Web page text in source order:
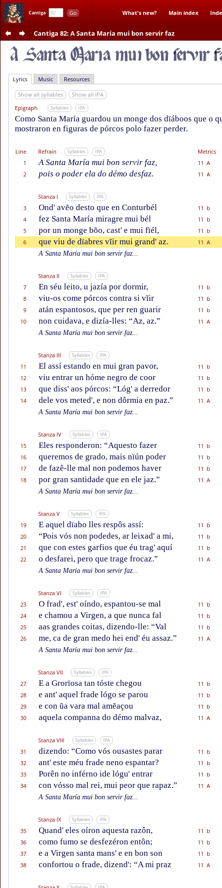
Cantiga Go What's new? Main index
Cantiga 82: A Santa María mui bon servir faz
Lyrics Music Resources
Show all syllables
Show all IPA
Epigraph
Syllables IPA
Como Santa María guardou un monge dos dïáboos que o
mostraron en figuras de pórcos polo fazer perder.
Line Refrain Syllables IPA
Metrics
1
A Santa María mui bon servir faz,
11 A
2
pois o poder ela do démo desfaz. 11 A
Stanza I Syllables IPA
3 Ond' avẽo desto que en Conturbél
11 b
4
fez Santa María miragre mui bél
11 b
5
por un monge bõo, cast' e mui fïél,
11 b
6
que viu de dïabres vĩir mui grand' az.
11 A
A Santa María mui bon servir faz...
Stanza II Syllables IPA
7 En séu leito, u jazía por dormir,
11 b
8
viu-os come pórcos contra si vĩir
11 b
9
atán espantosos, que per ren guarir
11 b
10
non cuidava, e dizía-lles: “Az, az.”
11 A
A Santa María mui bon servir faz...
Stanza III Syllables IPA
11 El assí estando en mui gran pavor,
11 b
12
viu entrar un hóme negro de coor
11 b
13
que diss' aos pórcos: “Lóg' a derredor
11 b
14
dele vos meted', e non dôrmia en paz.”
11 A
A Santa María mui bon servir faz...
Stanza IV Syllables IPA
15 Eles responderon: “Aquesto fazer
11 b
16
queremos de grado, mais nïún poder
11 b
17
de fazê-lle mal non podemos haver
11 b
18
por gran santidade que en ele jaz.”
11 A
A Santa María mui bon servir faz...
Stanza V Syllables IPA
19 E aquel dïabo lles respôs assí:
11 b
20
“Pois vós non podedes, ar leixad' a mi,
11 b
21
que con estes garfios que éu trag' aquí
11 b
22
o desfarei, pero que trage frocaz.”
11 A
A Santa María mui bon servir faz...
Stanza VI Syllables IPA
23 O frad', est' oíndo, espantou-se mal
11 b
24
e chamou a Virgen, a que nunca fal
11 b
25
aas grandes coitas, dizendo-lle: “Val
11 b
26
me, ca de gran medo hei end' éu assaz.”
11 A
A Santa María mui bon servir faz...
Stanza VII Syllables IPA
27 E a Grorïosa tan tóste chegou
11 b
28
e ant' aquel frade lógo se parou
11 b
29
e con ũa vara mal amẽaçou
11 b
30
aquela companna do démo malvaz, 11 A
Stanza VIII Syllables IPA
31 dizendo: “Como vós ousastes parar
11 b
32
ant' este méu frade neno espantar?
11 b
33
Porên no inférno ide lógu' entrar
11 b
34
con vósso mal rei, mui peor que rapaz.”
11 A
A Santa María mui bon servir faz...
Stanza IX Syllables IPA
35 Quand' eles oíron aquesta razôn,
11 b
36
como fumo se desfezéron entôn;
11 b
37
e a Virgen santa mans' e en bon son
11 b
38
confortou o frade, dizend': “A mi praz 11 A